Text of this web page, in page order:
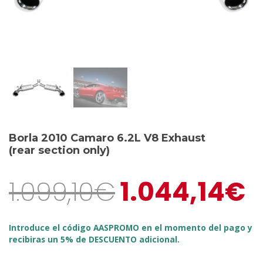
Borla 2010 Camaro 6.2L V8 Exhaust
(rear section only)
1.099,10€1.044,14€
Introduce el código AASPROMO en el momento del pago y
recibiras un 5% de DESCUENTO adicional.